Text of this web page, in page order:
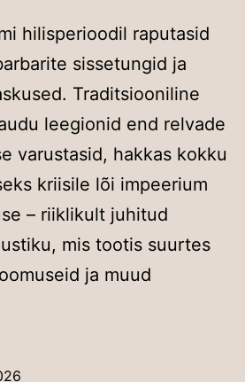
hilisperioodil raputasid
sissetungid ja
Traditsiooniline
leegionid end relvade
varustasid, hakkas kokku
kriisile lõi impeerium
– riiklikult juhitud
mis tootis suurtes
ja muud